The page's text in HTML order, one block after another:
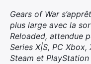
Gears of War
plus large avec la
Reloaded, attendue
Series X|S, PC
Steam et PlayStation